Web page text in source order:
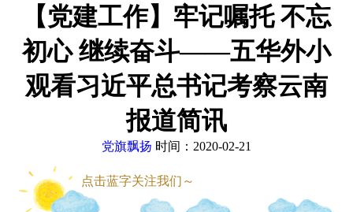
【党建工作】牢记嘱托 不忘
初心 继续奋斗——五华外小
观看习近平总书记考察云南
报道简讯
党旗飘扬 时间：2020-02-21
点击蓝字关注我们～